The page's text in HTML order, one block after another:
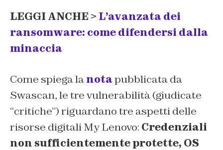
LEGGI ANCHE > L’avanzata dei
ransomware: come difendersi dalla
minaccia
Come spiega lanotapubblicata da
Swascan, le tre vulnerabilità (giudicate
“critiche”) riguardano tre aspetti delle
risorse digitali My Lenovo: Credenziali
non sufficientemente protette, OS